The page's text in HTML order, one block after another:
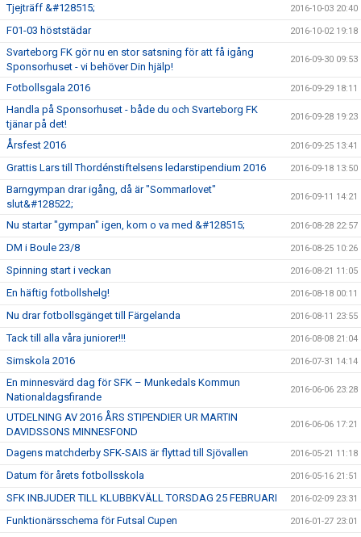
Tjejträff &#128515; 2016-10-03 20:40
F01-03 höststädar 2016-10-02 19:18
Svarteborg FK gör nu en stor satsning för att få igång
Sponsorhuset - vi behöver Din hjälp!
2016-09-30 09:53
Fotbollsgala 2016 2016-09-29 18:11
Handla på Sponsorhuset - både du och Svarteborg FK
tjänar på det!
2016-09-28 19:23
Årsfest 2016 2016-09-25 13:41
Grattis Lars till Thordénstiftelsens ledarstipendium 2016 2016-09-18 13:50
Barngympan drar igång, då är "Sommarlovet"
slut&#128522;
2016-09-11 14:21
Nu startar "gympan" igen, kom o va med &#128515; 2016-08-28 22:57
DM i Boule 23/8 2016-08-25 10:26
Spinning start i veckan 2016-08-21 11:05
En häftig fotbollshelg! 2016-08-18 00:11
Nu drar fotbollsgänget till Färgelanda 2016-08-11 23:55
Tack till alla våra juniorer!!! 2016-08-08 21:04
Simskola 2016 2016-07-31 14:14
En minnesvärd dag för SFK – Munkedals Kommun
Nationaldagsfirande
2016-06-06 23:28
UTDELNING AV 2016 ÅRS STIPENDIER UR MARTIN
DAVIDSSONS MINNESFOND
2016-06-06 17:21
Dagens matchderby SFK-SAIS är flyttad till Sjövallen 2016-05-21 11:18
Datum för årets fotbollsskola 2016-05-16 21:51
SFK INBJUDER TILL KLUBBKVÄLL TORSDAG 25 FEBRUARI 2016-02-09 23:31
Funktionärsschema för Futsal Cupen 2016-01-27 23:01